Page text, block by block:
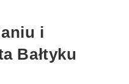
i
Bałtyku